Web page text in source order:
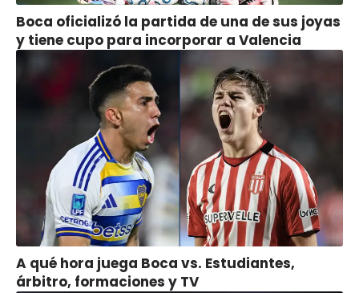
Boca oficializó la partida de una de sus joyas
y tiene cupo para incorporar a Valencia
A qué hora juega Boca vs. Estudiantes,
árbitro, formaciones y TV